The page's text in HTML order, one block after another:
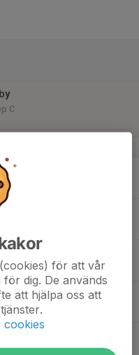
C
för att vår
dig. De används
att hjälpa oss att
cookies